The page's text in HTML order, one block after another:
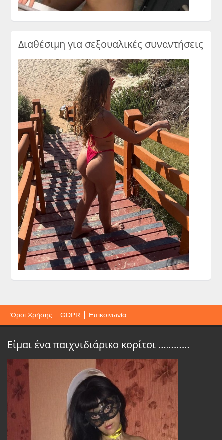
Διαθέσιμη για σεξουαλικές συναντήσεις
Όροι Χρήσης GDPR Επικοινωνία
Είμαι ένα παιχνιδιάρικο κορίτσι …………